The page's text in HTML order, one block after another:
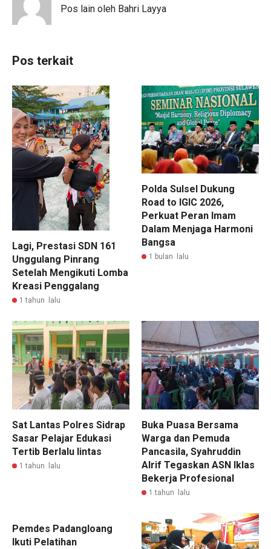
Pos lain oleh Bahri Layya
Pos terkait
Lagi, Prestasi SDN 161
Unggulang Pinrang
Setelah Mengikuti Lomba
Kreasi Penggalang
1 tahun lalu
Polda Sulsel Dukung
Road to IGIC 2026,
Perkuat Peran Imam
Dalam Menjaga Harmoni
Bangsa
1 bulan lalu
Sat Lantas Polres Sidrap
Sasar Pelajar Edukasi
Tertib Berlalu lintas
1 tahun lalu
Buka Puasa Bersama
Warga dan Pemuda
Pancasila, Syahruddin
Alrif Tegaskan ASN Iklas
Bekerja Profesional
1 tahun lalu
Pemdes Padangloang
Ikuti Pelatihan